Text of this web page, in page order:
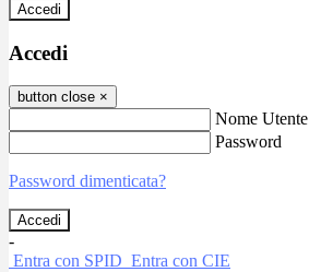
Accedi
Accedi
button close ×
Nome Utente
Password
Password dimenticata?
-
Entra con SPID Entra con CIE